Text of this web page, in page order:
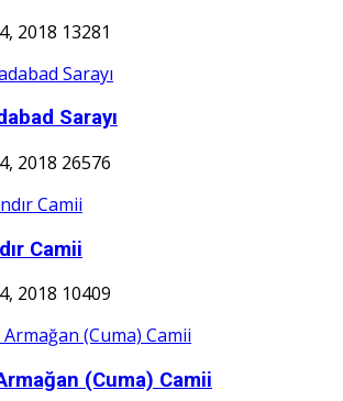
2018 13281
Sarayı
2018 26576
Camii
2018 10409
(Cuma) Camii